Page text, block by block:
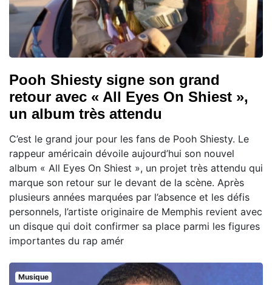
Pooh Shiesty signe son grand
retour avec « All Eyes On Shiest »,
un album très attendu
C’est le grand jour pour les fans de Pooh Shiesty. Le
rappeur américain dévoile aujourd’hui son nouvel
album « All Eyes On Shiest », un projet très attendu qui
marque son retour sur le devant de la scène. Après
plusieurs années marquées par l’absence et les défis
personnels, l’artiste originaire de Memphis revient avec
un disque qui doit confirmer sa place parmi les figures
importantes du rap amér
Musique